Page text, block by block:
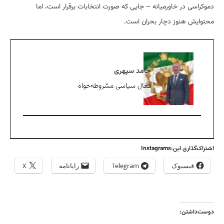
دموکراسی در خاورمیانه – جایی که صورت انتخابات برقرار است، اما
محتوایش هنوز دچار بحران است.
حامد سپهری
فعال سیاسی مشروطه‌خواه
اشتراک‌گذاری این:Instagrams
فیسبوک
Telegram رایانامه X
دوست‌داشتن: